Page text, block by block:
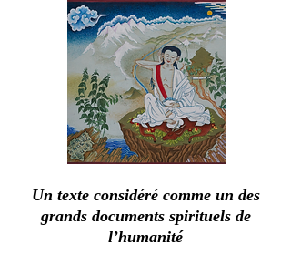
Un texte considéré comme un des
grands documents spirituels de
l’humanité